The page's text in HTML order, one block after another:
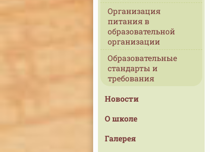
Организация
питания в
образовательной
организации
Образовательные
стандарты и
требования
Новости
О школе
Галерея